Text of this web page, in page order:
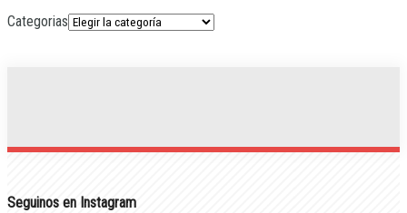
Categorias
Seguinos en Instagram